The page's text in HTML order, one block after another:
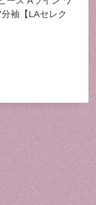
袖【LAセレク